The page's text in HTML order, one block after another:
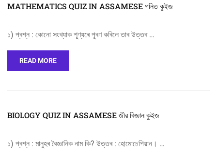
MATHEMATICS QUIZ IN ASSAMESE গনিত কুইজ
১) প্ৰশ্ন : কোনো সংখ্যাক শূণ্যৰে পূৰণ কৰিলে তাৰ উত্তৰ …
READ MORE
BIOLOGY QUIZ IN ASSAMESE জীৱ বিজ্ঞান কুইজ
১) প্ৰশ্ন : মানুহৰ বৈজ্ঞানিক নাম কি? উত্তৰ : হোমোচেপিয়ান। …